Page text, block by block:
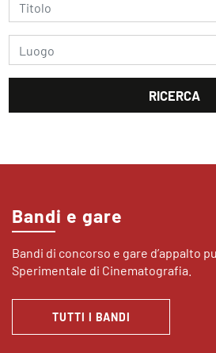
Bandi e gare
Bandi di concorso e gare d’appalto
Sperimentale di Cinematografia.
TUTTI I BANDI